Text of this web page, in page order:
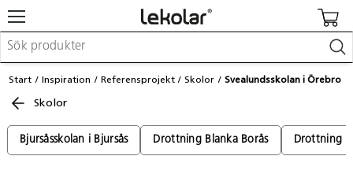
Möbler & inredning
Lekplatsutrustning & utemiljö
Skapa
Leka
Lära
Barnvagnar & småbarnsartiklar
Start Inspiration Referensprojekt Skolor Svealundsskolan i Örebro
Skolor
Bjursåsskolan i Bjursås Drottning Blanka Borås Drottning